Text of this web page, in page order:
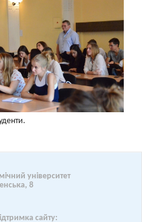
університет
8
сайту: